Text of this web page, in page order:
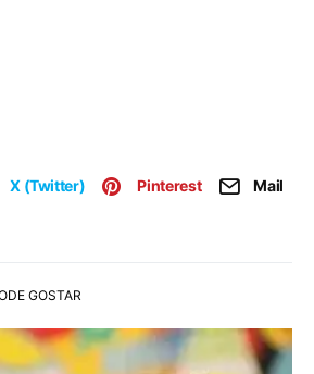
X (Twitter) Pinterest
Mail
GOSTAR